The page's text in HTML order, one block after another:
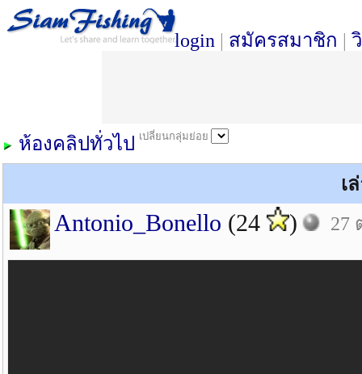
login | สมัครสมาชิก |
เปลี่ยนกลุ่มย่อย
ห้องคลิปทั่วไป
เ
Antonio_Bonello (24 ) 27